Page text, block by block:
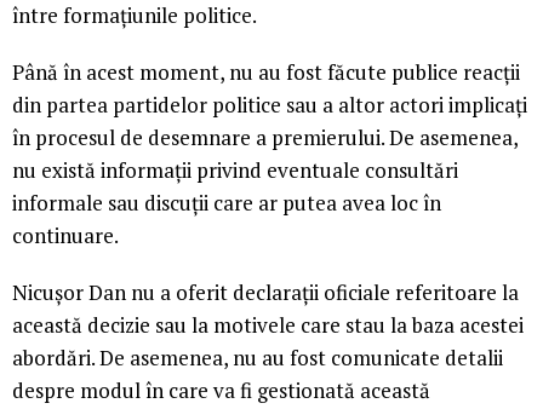
între formațiunile politice.
Până în acest moment, nu au fost făcute publice reacții
din partea partidelor politice sau a altor actori implicați
în procesul de desemnare a premierului. De asemenea,
nu există informații privind eventuale consultări
informale sau discuții care ar putea avea loc în
continuare.
Nicușor Dan nu a oferit declarații oficiale referitoare la
această decizie sau la motivele care stau la baza acestei
abordări. De asemenea, nu au fost comunicate detalii
despre modul în care va fi gestionată această